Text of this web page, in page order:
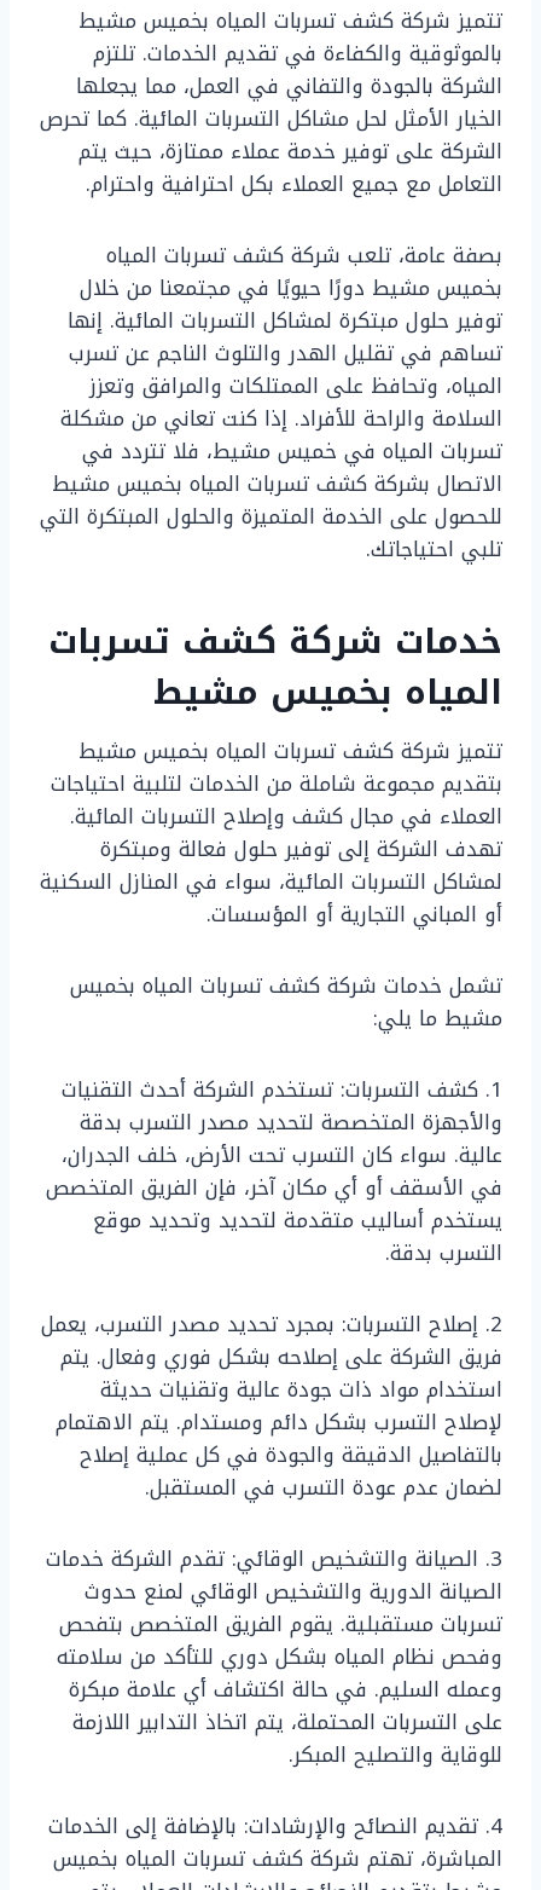
تتميز شركة كشف تسربات المياه بخميس مشيط
بالموثوقية والكفاءة في تقديم الخدمات. تلتزم
الشركة بالجودة والتفاني في العمل، مما يجعلها
الخيار الأمثل لحل مشاكل التسربات المائية. كما تحرص
الشركة على توفير خدمة عملاء ممتازة، حيث يتم
التعامل مع جميع العملاء بكل احترافية واحترام.
بصفة عامة، تلعب شركة كشف تسربات المياه
بخميس مشيط دورًا حيويًا في مجتمعنا من خلال
توفير حلول مبتكرة لمشاكل التسربات المائية. إنها
تساهم في تقليل الهدر والتلوث الناجم عن تسرب
المياه، وتحافظ على الممتلكات والمرافق وتعزز
السلامة والراحة للأفراد. إذا كنت تعاني من مشكلة
تسربات المياه في خميس مشيط، فلا تتردد في
الاتصال بشركة كشف تسربات المياه بخميس مشيط
للحصول على الخدمة المتميزة والحلول المبتكرة التي
تلبي احتياجاتك.
خدمات شركة كشف تسربات
المياه بخميس مشيط
تتميز شركة كشف تسربات المياه بخميس مشيط
بتقديم مجموعة شاملة من الخدمات لتلبية احتياجات
العملاء في مجال كشف وإصلاح التسربات المائية.
تهدف الشركة إلى توفير حلول فعالة ومبتكرة
لمشاكل التسربات المائية، سواء في المنازل السكنية
أو المباني التجارية أو المؤسسات.
تشمل خدمات شركة كشف تسربات المياه بخميس
مشيط ما يلي:
1. كشف التسربات: تستخدم الشركة أحدث التقنيات
والأجهزة المتخصصة لتحديد مصدر التسرب بدقة
عالية. سواء كان التسرب تحت الأرض، خلف الجدران،
في الأسقف أو أي مكان آخر، فإن الفريق المتخصص
يستخدم أساليب متقدمة لتحديد وتحديد موقع
التسرب بدقة.
2. إصلاح التسربات: بمجرد تحديد مصدر التسرب، يعمل
فريق الشركة على إصلاحه بشكل فوري وفعال. يتم
استخدام مواد ذات جودة عالية وتقنيات حديثة
لإصلاح التسرب بشكل دائم ومستدام. يتم الاهتمام
بالتفاصيل الدقيقة والجودة في كل عملية إصلاح
لضمان عدم عودة التسرب في المستقبل.
3. الصيانة والتشخيص الوقائي: تقدم الشركة خدمات
الصيانة الدورية والتشخيص الوقائي لمنع حدوث
تسربات مستقبلية. يقوم الفريق المتخصص بتفحص
وفحص نظام المياه بشكل دوري للتأكد من سلامته
وعمله السليم. في حالة اكتشاف أي علامة مبكرة
على التسربات المحتملة، يتم اتخاذ التدابير اللازمة
للوقاية والتصليح المبكر.
4. تقديم النصائح والإرشادات: بالإضافة إلى الخدمات
المباشرة، تهتم شركة كشف تسربات المياه بخميس